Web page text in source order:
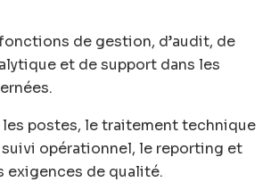
de gestion, d’audit, de
et de support dans les
les postes, le traitement technique
opérationnel, le reporting et
exigences de qualité.